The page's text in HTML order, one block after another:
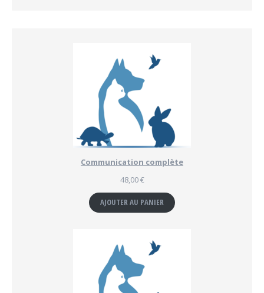
Communication complète
48,00€
AJOUTER AU PANIER